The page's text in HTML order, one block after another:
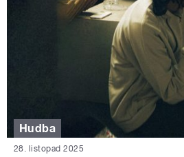
Hudba
28. listopad 2025